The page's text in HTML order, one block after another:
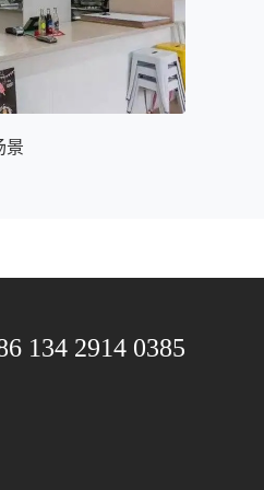
景
134 2914 0385